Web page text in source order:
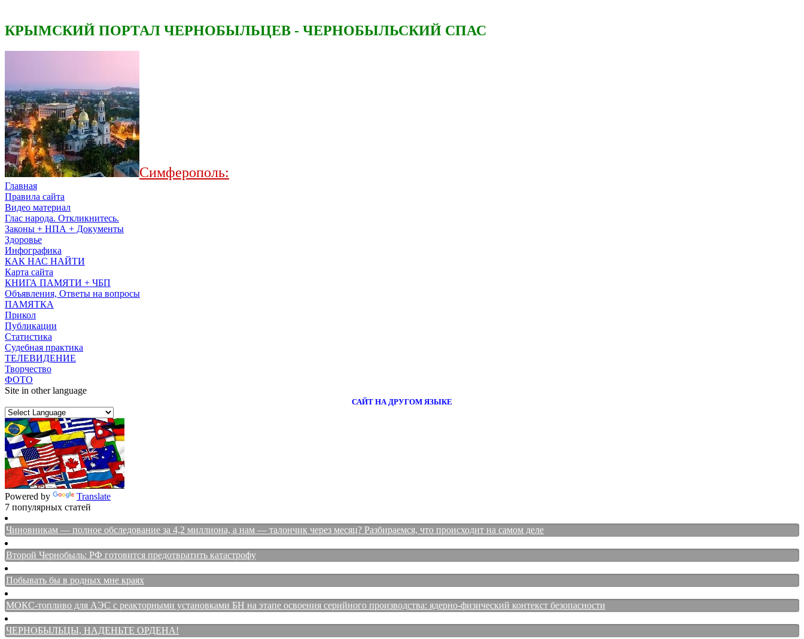
КРЫМСКИЙ ПОРТАЛ ЧЕРНОБЫЛЬЦЕВ - ЧЕРНОБЫЛЬСКИЙ СПАС
Симферополь:
Главная
Правила сайта
Видео материал
Глас народа. Откликнитесь.
Законы + НПА + Документы
Здоровье
Инфографика
КАК НАС НАЙТИ
Карта сайта
КНИГА ПАМЯТИ + ЧБП
Объявления, Ответы на вопросы
ПАМЯТКА
Прикол
Публикации
Статистика
Судебная практика
ТЕЛЕВИДЕНИЕ
Творчество
ФОТО
Site in other language
САЙТ НА ДРУГОМ ЯЗЫКЕ
Powered by
Translate
7 популярных статей
Чиновникам — полное обследование за 4,2 миллиона, а нам — талончик через месяц? Разбираемся, что происходит на самом деле
Второй Чернобыль: РФ готовится предотвратить катастрофу
Побывать бы в родных мне краях
МОКС-топливо для АЭС с реакторными установками БН на этапе освоения серийного производства: ядерно-физический контекст безопасности
ЧЕРНОБЫЛЬЦЫ, НАДЕНЬТЕ ОРДЕНА!